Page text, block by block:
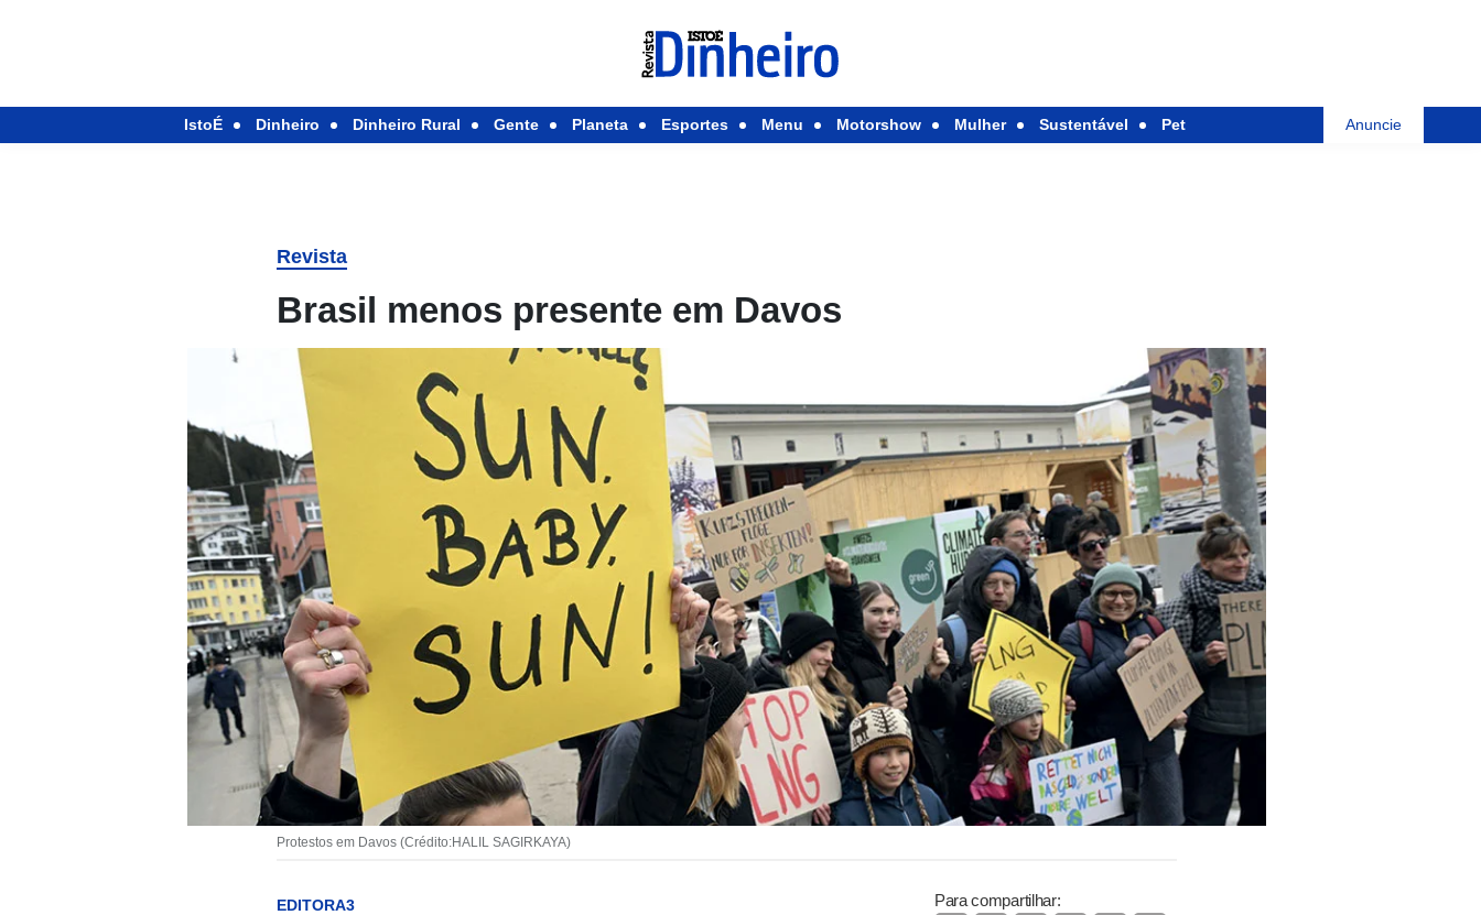
IstoÉ Dinheiro Dinheiro Rural Gente Planeta Esportes Menu Motorshow Mulher Sustentável Pet Anuncie
Revista
Brasil menos presente em Davos
Protestos em Davos (Crédito:HALIL SAGIRKAYA)
EDITORA3
Para compartilhar: